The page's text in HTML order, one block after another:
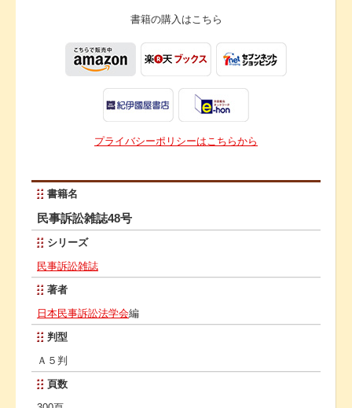
書籍の購入はこちら
プライバシーポリシーはこちらから
書籍名
民事訴訟雑誌48号
シリーズ
民事訴訟雑誌
著者
日本民事訴訟法学会編
判型
Ａ５判
頁数